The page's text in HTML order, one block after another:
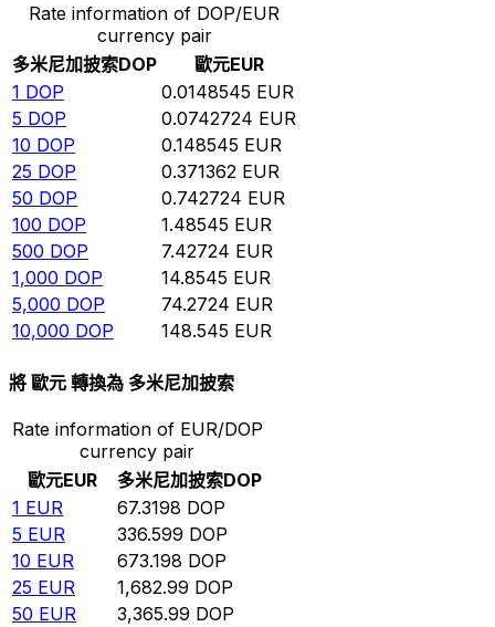
Rate information of DOP/EUR
currency pair
多米尼加披索DOP 歐元EUR
1 DOP 0.0148545 EUR
5 DOP 0.0742724 EUR
10 DOP 0.148545 EUR
25 DOP 0.371362 EUR
50 DOP 0.742724 EUR
100 DOP 1.48545 EUR
500 DOP 7.42724 EUR
1,000 DOP 14.8545 EUR
5,000 DOP 74.2724 EUR
10,000 DOP 148.545 EUR
將 歐元 轉換為 多米尼加披索
Rate information of EUR/DOP
currency pair
歐元EUR 多米尼加披索DOP
1 EUR 67.3198 DOP
5 EUR 336.599 DOP
10 EUR 673.198 DOP
25 EUR 1,682.99 DOP
50 EUR 3,365.99 DOP